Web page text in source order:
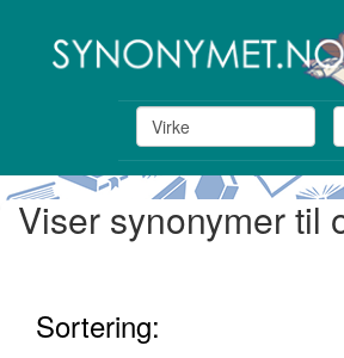
Viser synonymer til
Sortering: